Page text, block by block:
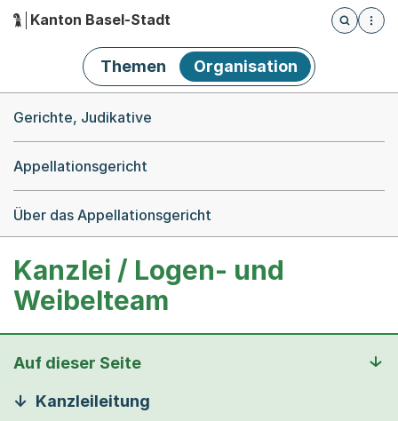
Hauptnavigation
Kanton Basel-Stadt
Öffnet
Themen Organisation
Gerichte, Judikative
Appellationsgericht
Über das Appellationsgericht
Kanzlei / Logen- und
Weibelteam
Auf dieser Seite
Kanzleileitung